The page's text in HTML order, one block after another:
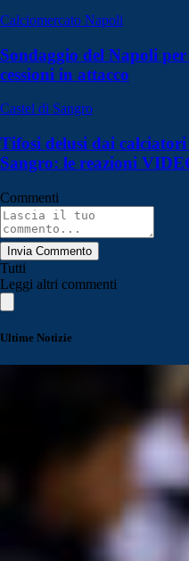
Calciomercato Napoli
Sondaggio del Napoli
cessioni in attacco
Castel di Sangro
Tifosi delusi dai
Sangro: le reazioni
Commenti
Invia Commento
Tutti
Leggi altri commenti
Ultime Notizie